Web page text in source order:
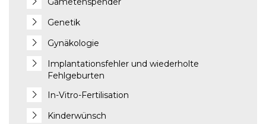
Genetik
Gynäkologie
Implantationsfehler und wiederholte
Fehlgeburten
In-Vitro-Fertilisation
Kinderwünsch